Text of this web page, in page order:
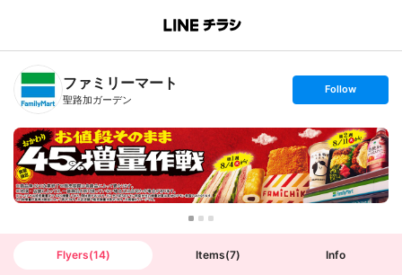
B
n
T
ファミリーマート
聖路加ガーデン
s
t
o
l
l
o
w
Follow
Flyers(14) Items(7) Info